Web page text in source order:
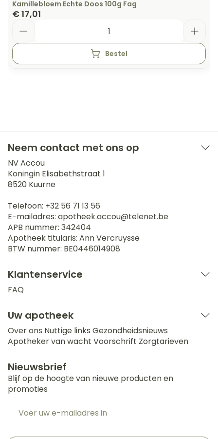
Kamillebloem Echte Doos 100g Fag
€ 17,01
Bestel
Neem contact met ons op
NV Accou
Koningin Elisabethstraat 1
8520 Kuurne
Telefoon: +32 56 71 13 56
E-mailadres: apotheek.accou@telenet.be
APB nummer: 342404
Apotheek titularis: Ann Vercruysse
BTW nummer: BE0446014908
Klantenservice
FAQ
Uw apotheek
Over ons Nuttige links Gezondheidsnieuws
Apotheker van wacht Voorschrift Zorgtarieven
Nieuwsbrief
Blijf op de hoogte van nieuwe producten en
promoties